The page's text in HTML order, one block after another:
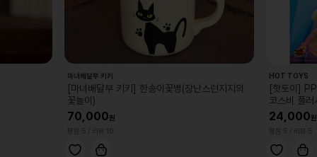
배달부 키키] 한송이꽃병(장난스런지지의
[핫토이] PPLU110N 스티치 업
코스비 플러시 키체인 컬렉션(랜